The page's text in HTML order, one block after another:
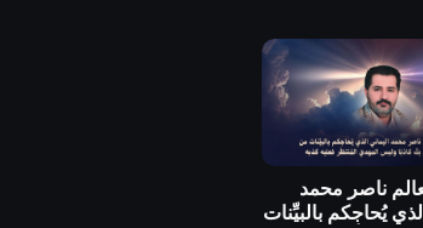
ناصر محمد
يُحاجكم بالبيِّنات